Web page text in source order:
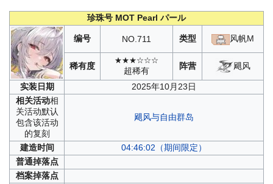
珍珠号 MOT Pearl パール
编号 NO.711 类型 风帆M
稀有度
★★★☆☆☆
超稀有 阵营 飓风
实装日期
2025年10月23日
相关活动相
关活动默认
包含该活动
的复刻
飓风与自由群岛
建造时间
04:46:02（期间限定）
普通掉落点
档案掉落点